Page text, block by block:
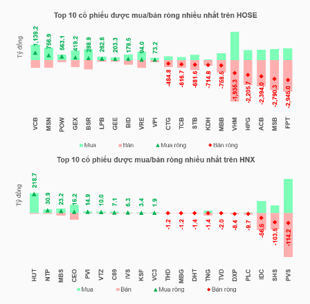
CÔNG
TRUY
XUẤT
DỮ
Ngành